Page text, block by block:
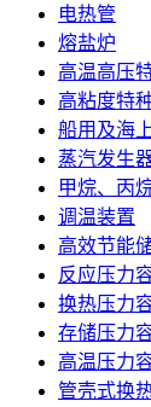
电热管
熔盐炉
高温高压
高粘度特
船用及海
蒸汽发生
甲烷、丙
调温装置
高效节能
反应压力
换热压力
存储压力
高温压力
管壳式换